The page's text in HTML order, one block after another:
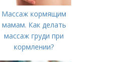
Массаж кормящим
мамам. Как делать
массаж груди при
кормлении?